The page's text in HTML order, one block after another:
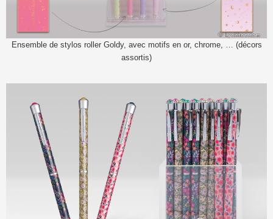
Ensemble de stylos roller Goldy, avec motifs en or, chrome, … (décors
assortis)